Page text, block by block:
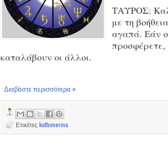
ΤΑΥΡΟΣ:
με τη
αγαπά. Εάν
προσφέρετε,
καταλάβουν οι άλλοι.
Διαβάστε περισσότερα »
Ετικέτες kathimerina